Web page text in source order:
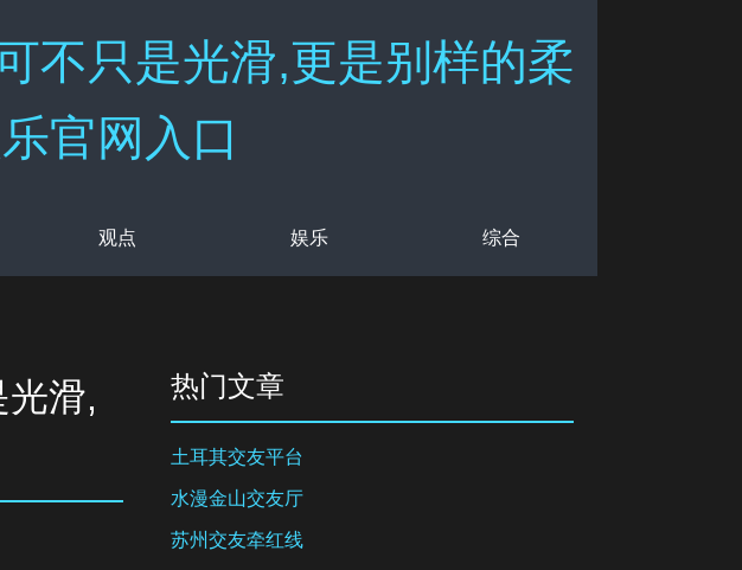
不只是光滑,更是别样的柔
官网入口
观点 娱乐 综合
滑,
热门文章
土耳其交友平台
水漫金山交友厅
苏州交友牵红线